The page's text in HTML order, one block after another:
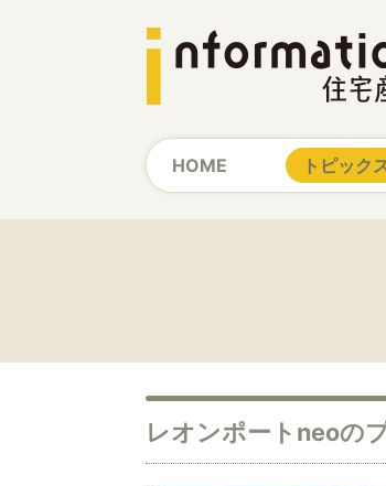
HOME トピック
レオンポートneoの